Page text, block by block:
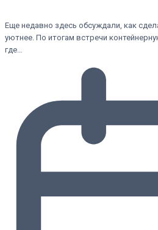
Еще недавно здесь обсуждали, как
уютнее. По итогам встречи
где…